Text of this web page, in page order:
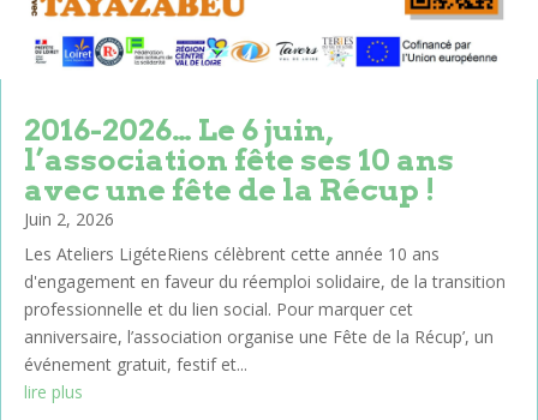
2016-2026… Le 6 juin,
l’association fête ses 10 ans
avec une fête de la Récup !
Juin 2, 2026
Les Ateliers LigéteRiens célèbrent cette année 10 ans
d'engagement en faveur du réemploi solidaire, de la transition
professionnelle et du lien social. Pour marquer cet
anniversaire, l’association organise une Fête de la Récup’, un
événement gratuit, festif et...
lire plus